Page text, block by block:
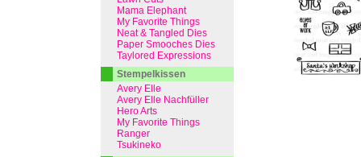
Mama Elephant
My Favorite Things
Neat & Tangled Dies
Paper Smooches Dies
Taylored Expressions
Stempelkissen
Avery Elle
Avery Elle Nachfüller
Hero Arts
My Favorite Things
Ranger
Tsukineko